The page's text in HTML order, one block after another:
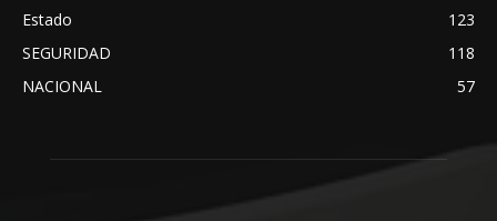
Estado
123
SEGURIDAD
118
NACIONAL
57